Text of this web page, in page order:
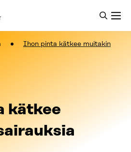
Ihon pinta kätkee muitakin
kätkee